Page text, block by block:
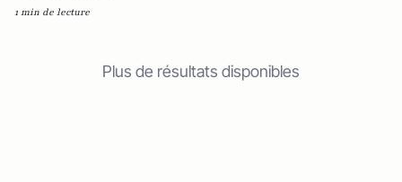
1 min de lecture
Plus de résultats disponibles